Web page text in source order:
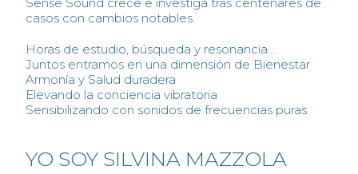
casos con cambios notables.
Horas de estudio, búsqueda y resonancia…
Juntos entramos en una dimensión de Bienestar
Armonía y Salud duradera
Elevando la conciencia vibratoria
Sensibilizando con sonidos de frecuencias puras
YO SOY SILVINA MAZZOLA